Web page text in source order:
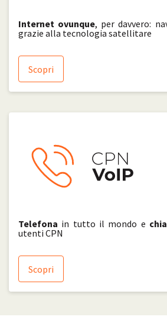
Internet ovunque, per davvero:
grazie alla tecnologia satellitare
Scopri
Telefona in tutto il mondo e
utenti CPN
Scopri